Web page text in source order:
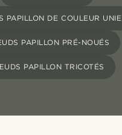
PAPILLON DE COULEUR UNIE
PAPILLON PRÉ-NOUÉS
PAPILLON TRICOTÉS